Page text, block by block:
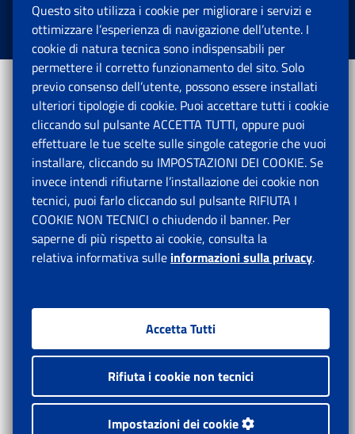
Istituto Nazionale Previdenza Sociale.
Tutti i diritti riservati.
Questo sito utilizza i cookie per migliorare i servizi e
ottimizzare l’esperienza di navigazione dell’utente. I
cookie di natura tecnica sono indispensabili per
permettere il corretto funzionamento del sito. Solo
previo consenso dell’utente, possono essere installati
ulteriori tipologie di cookie. Puoi accettare tutti i cookie
cliccando sul pulsante ACCETTA TUTTI, oppure puoi
effettuare le tue scelte sulle singole categorie che vuoi
installare, cliccando su IMPOSTAZIONI DEI COOKIE. Se
invece intendi rifiutarne l’installazione dei cookie non
tecnici, puoi farlo cliccando sul pulsante RIFIUTA I
COOKIE NON TECNICI o chiudendo il banner. Per
saperne di più rispetto ai cookie, consulta la
relativa informativa sulle informazioni sulla privacy.
Accetta Tutti
Rifiuta i cookie non tecnici
Impostazioni dei cookie